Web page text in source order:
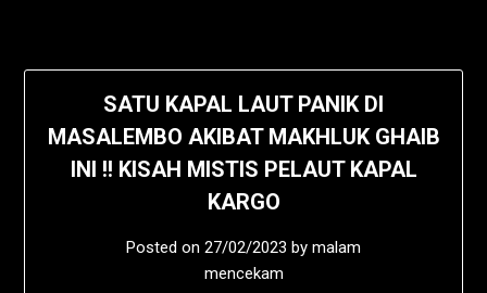
SATU KAPAL LAUT PANIK DI
MASALEMBO AKIBAT MAKHLUK GHAIB
INI !! KISAH MISTIS PELAUT KAPAL
KARGO
Posted on 27/02/2023 by malam
mencekam